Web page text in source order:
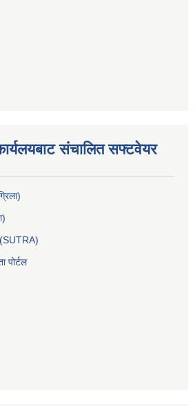
संचालित सफ्टवेयर
(SUTRA)
पोर्टल